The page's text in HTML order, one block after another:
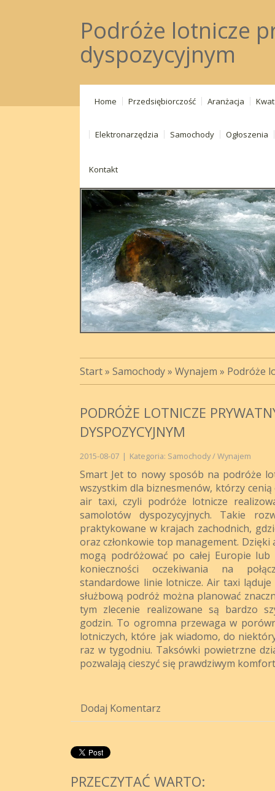
Podróże lotnicze
dyspozycyjnym
Home Przedsiębiorczość Aranżacja
Elektronarzędzia Samochody Ogłoszenia
Kontakt
Start» Samochody» Wynajem » Podróże
PODRÓŻE LOTNICZE
DYSPOZYCYJNYM
2015-08-07 | Kategoria: Samochody / Wynajem
Smart Jet to nowy sposób na podróże
wszystkim dla biznesmenów, którzy
air taxi, czyli podróże lotnicze
samolotów dyspozycyjnych. Takie
praktykowane w krajach zachodnich,
oraz członkowie top management. Dzięki
mogą podróżować po całej Europie lub
konieczności oczekiwania na
standardowe linie lotnicze. Air taxi ląduje
służbową podróż można planować
tym zlecenie realizowane są bardzo
godzin. To ogromna przewaga w
lotniczych, które jak wiadomo, do
raz w tygodniu. Taksówki powietrzne
pozwalają cieszyć się prawdziwym
Dodaj Komentarz
PRZECZYTAĆ WARTO: